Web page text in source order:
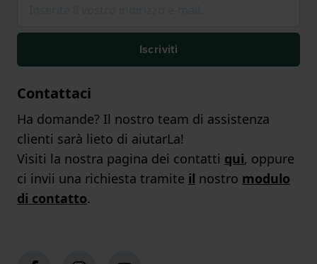
Iscriviti
Contattaci
Ha domande? Il nostro team di assistenza
clienti sarà lieto di aiutarLa!
Visiti la nostra pagina dei contatti qui, oppure
ci invii una richiesta tramite il nostro modulo
di contatto.